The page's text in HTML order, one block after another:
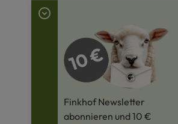
Finkhof Newsletter
abonnieren und 10 €